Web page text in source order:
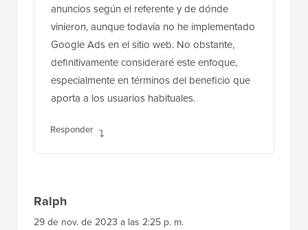
anuncios según el referente y de dónde
vinieron, aunque todavía no he implementado
Google Ads en el sitio web. No obstante,
definitivamente consideraré este enfoque,
especialmente en términos del beneficio que
aporta a los usuarios habituales.
Responder
Ralph
29 de nov. de 2023 a las 2:25 p. m.